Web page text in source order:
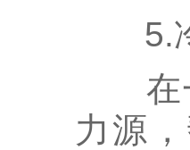
5.冷
在一
力源